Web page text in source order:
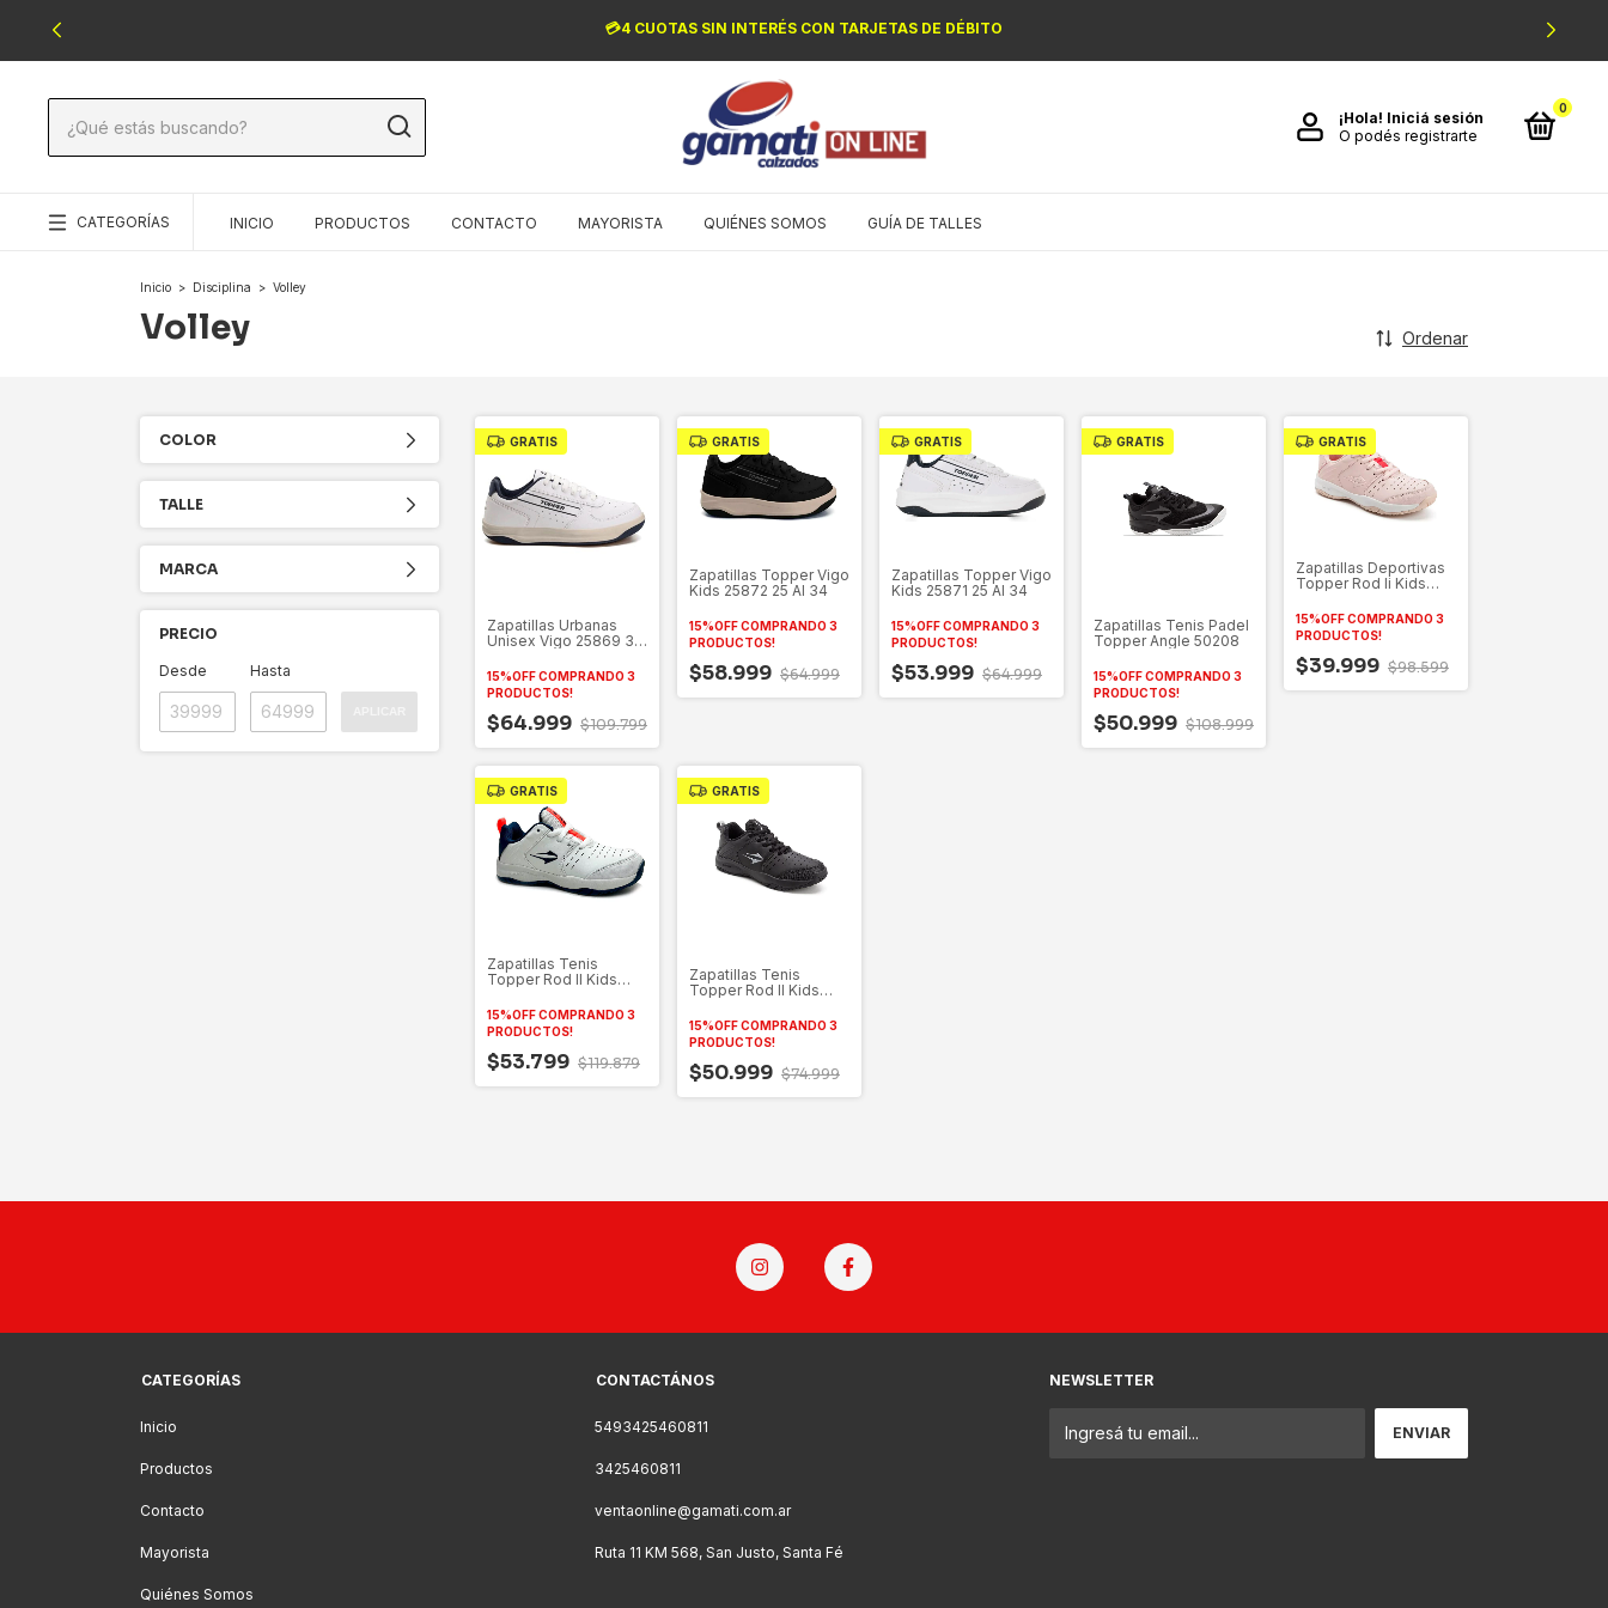
💳4 CUOTAS SIN INTERÉS CON TARJETAS DE DÉBITO
¡Hola! Iniciá sesión
O podés registrarte
0
CATEGORÍAS INICIO PRODUCTOS CONTACTO MAYORISTA QUIÉNES SOMOS GUÍA DE TALLES
Inicio > Disciplina > Volley
Volley Ordenar
COLOR
TALLE
MARCA
PRECIO
Desde Hasta
GRATIS
Zapatillas Urbanas
Unisex Vigo 25869 36
15%OFF COMPRANDO 3
PRODUCTOS!
$64.999 $109.799
GRATIS
Zapatillas Topper Vigo
Kids 25872 25 Al 34
15%OFF COMPRANDO 3
PRODUCTOS!
$58.999 $64.999
GRATIS
Zapatillas Topper Vigo
Kids 25871 25 Al 34
15%OFF COMPRANDO 3
PRODUCTOS!
$53.999 $64.999
GRATIS
Zapatillas Tenis Padel
Topper Angle 50208
15%OFF COMPRANDO 3
PRODUCTOS!
$50.999 $108.999
GRATIS
Zapatillas Deportivas
Topper Rod Ii Kids
15%OFF COMPRANDO 3
PRODUCTOS!
$39.999 $98.599
GRATIS
Zapatillas Tenis
Topper Rod II Kids
15%OFF COMPRANDO 3
PRODUCTOS!
$53.799 $119.879
GRATIS
Zapatillas Tenis
Topper Rod II Kids
15%OFF COMPRANDO 3
PRODUCTOS!
$50.999 $74.999
CATEGORÍAS
Inicio
Productos
Contacto
Mayorista
Quiénes Somos
CONTACTÁNOS
5493425460811
3425460811
ventaonline@gamati.com.ar
Ruta 11 KM 568, San Justo, Santa Fé
NEWSLETTER